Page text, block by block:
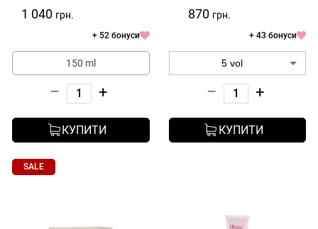
1 040 грн.
+ 52 бонуси
150 ml
– +
КУПИТИ
870 грн.
+ 43 бонуси
– +
КУПИТИ
SALE